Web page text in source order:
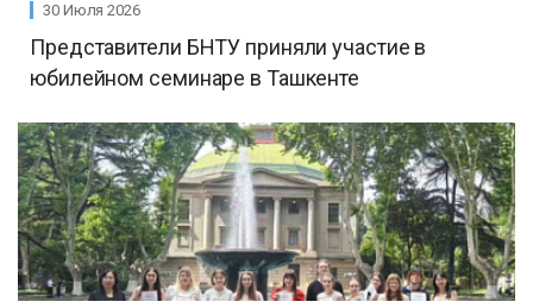
30 Июля 2026
Представители БНТУ приняли участие в
юбилейном семинаре в Ташкенте